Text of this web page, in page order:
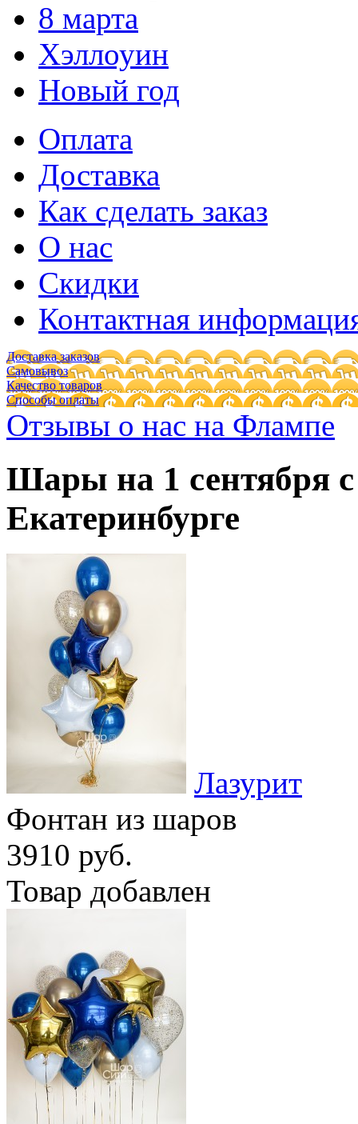
8 марта
Хэллоуин
Новый год
Оплата
Доставка
Как сделать заказ
О нас
Скидки
Контактная
Доставка заказов
Самовывоз
Качество товаров
Способы оплаты
Отзывы о нас на Флампе
Шары на 1 сентября с
Екатеринбурге
Лазурит
Фонтан из шаров
3910 руб.
Товар добавлен